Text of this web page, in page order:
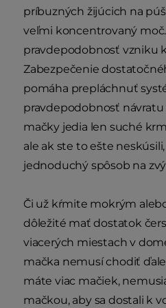
príbuzných žijúcich na
veľmi koncentrovaný moč.
pravdepodobnosť vzniku
Zabezpečenie
pomáha prepláchnuť
pravdepodobnosť
mačky jedia len suché
ale ak ste to ešte
jednoduchý spôsob na
Či už kŕmite mokrým
dôležité mať dostatok
viacerých miestach v
mačka nemusí chodiť
máte viac mačiek,
mačkou, aby sa dostali k